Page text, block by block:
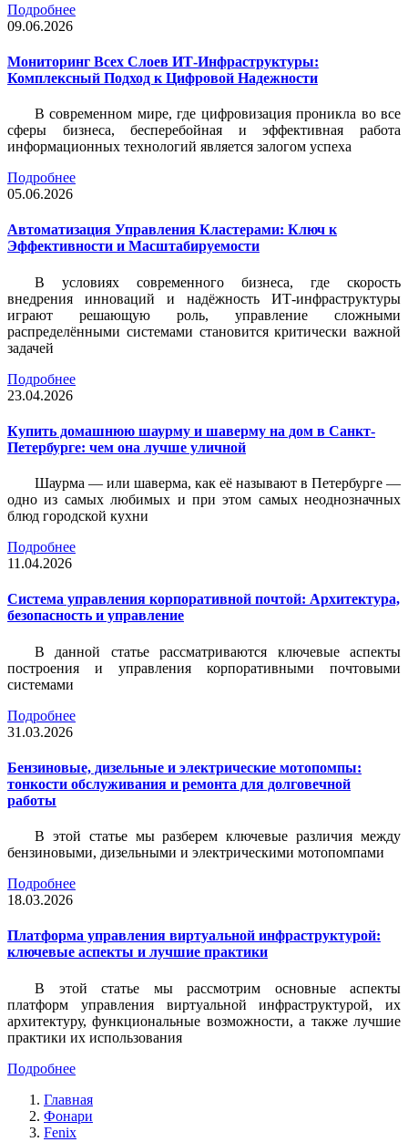
Подробнее
09.06.2026
Мониторинг Всех Слоев ИТ-Инфраструктуры:
Комплексный Подход к Цифровой Надежности
В современном мире, где цифровизация проникла во все
сферы бизнеса, бесперебойная и эффективная работа
информационных технологий является залогом успеха
Подробнее
05.06.2026
Автоматизация Управления Кластерами: Ключ к
Эффективности и Масштабируемости
В условиях современного бизнеса, где скорость
внедрения инноваций и надёжность ИТ-инфраструктуры
играют решающую роль, управление сложными
распределёнными системами становится критически важной
задачей
Подробнее
23.04.2026
Купить домашнюю шаурму и шаверму на дом в Санкт-
Петербурге: чем она лучше уличной
Шаурма — или шаверма, как её называют в Петербурге —
одно из самых любимых и при этом самых неоднозначных
блюд городской кухни
Подробнее
11.04.2026
Система управления корпоративной почтой: Архитектура,
безопасность и управление
В данной статье рассматриваются ключевые аспекты
построения и управления корпоративными почтовыми
системами
Подробнее
31.03.2026
Бензиновые, дизельные и электрические мотопомпы:
тонкости обслуживания и ремонта для долговечной
работы
В этой статье мы разберем ключевые различия между
бензиновыми, дизельными и электрическими мотопомпами
Подробнее
18.03.2026
Платформа управления виртуальной инфраструктурой:
ключевые аспекты и лучшие практики
В этой статье мы рассмотрим основные аспекты
платформ управления виртуальной инфраструктурой, их
архитектуру, функциональные возможности, а также лучшие
практики их использования
Подробнее
Главная
Фонари
Fenix